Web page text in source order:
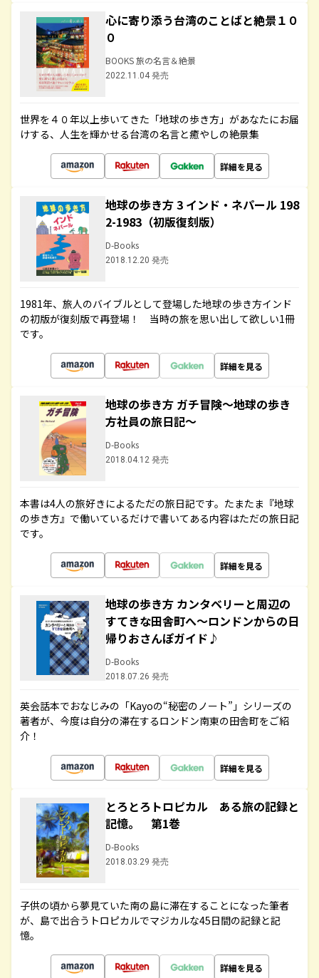
心に寄り添う台湾のことばと絶景１０
０
BOOKS 旅の名言＆絶景
2022.11.04 発売
世界を４０年以上歩いてきた「地球の歩き方」があなたにお届
けする、人生を輝かせる台湾の名言と癒やしの絶景集
詳細を見る
地球の歩き方 3 インド・ネパール 198
2-1983（初版復刻版）
D-Books
2018.12.20 発売
1981年、旅人のバイブルとして登場した地球の歩き方インド
の初版が復刻版で再登場！ 当時の旅を思い出して欲しい1冊
です。
詳細を見る
地球の歩き方 ガチ冒険～地球の歩き
方社員の旅日記～
D-Books
2018.04.12 発売
本書は4人の旅好きによるただの旅日記です。たまたま『地球
の歩き方』で働いているだけで書いてある内容はただの旅日記
です。
詳細を見る
地球の歩き方 カンタベリーと周辺の
すてきな田舎町へ～ロンドンからの日
帰りおさんぽガイド♪
D-Books
2018.07.26 発売
英会話本でおなじみの「Kayoの“秘密のノート”」シリーズの
著者が、今度は自分の滞在するロンドン南東の田舎町をご紹
介！
詳細を見る
とろとろトロピカル ある旅の記録と
記憶。 第1巻
D-Books
2018.03.29 発売
子供の頃から夢見ていた南の島に滞在することになった筆者
が、島で出合うトロピカルでマジカルな45日間の記録と記
憶。
詳細を見る